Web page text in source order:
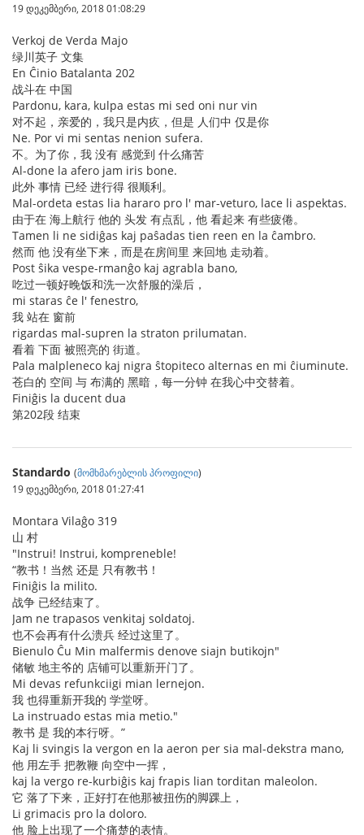
19 დეკემბერი, 2018 01:08:29
Verkoj de Verda Majo
绿川英子 文集
En Ĉinio Batalanta 202
战斗在 中国
Pardonu, kara, kulpa estas mi sed oni nur vin
对不起，亲爱的，我只是内疚，但是 人们中 仅是你
Ne. Por vi mi sentas nenion sufera.
不。为了你，我 没有 感觉到 什么痛苦
Al-done la afero jam iris bone.
此外 事情 已经 进行得 很顺利。
Mal-ordeta estas lia hararo pro l' mar-veturo, lace li aspektas.
由于在 海上航行 他的 头发 有点乱，他 看起来 有些疲倦。
Tamen li ne sidiĝas kaj paŝadas tien reen en la ĉambro.
然而 他 没有坐下来，而是在房间里 来回地 走动着。
Post ŝika vespe-rmanĝo kaj agrabla bano,
吃过一顿好晚饭和洗一次舒服的澡后，
mi staras ĉe l' fenestro,
我 站在 窗前
rigardas mal-supren la straton prilumatan.
看着 下面 被照亮的 街道。
Pala malpleneco kaj nigra ŝtopiteco alternas en mi ĉiuminute.
苍白的 空间 与 布满的 黑暗，每一分钟 在我心中交替着。
Finiĝis la ducent dua
第202段 结束
Standardo (მომხმარებლის პროფილი)
19 დეკემბერი, 2018 01:27:41
Montara Vilaĝo 319
山 村
"Instrui! Instrui, kompreneble!
“教书！当然 还是 只有教书！
Finiĝis la milito.
战争 已经结束了。
Jam ne trapasos venkitaj soldatoj.
也不会再有什么溃兵 经过这里了。
Bienulo Ĉu Min malfermis denove siajn butikojn"
储敏 地主爷的 店铺可以重新开门了。
Mi devas refunkciigi mian lernejon.
我 也得重新开我的 学堂呀。
La instruado estas mia metio."
教书 是 我的本行呀。”
Kaj li svingis la vergon en la aeron per sia mal-dekstra mano,
他 用左手 把教鞭 向空中一挥，
kaj la vergo re-kurbiĝis kaj frapis lian torditan maleolon.
它 落了下来，正好打在他那被扭伤的脚踝上，
Li grimacis pro la doloro.
他 脸上出现了一个痛楚的表情。